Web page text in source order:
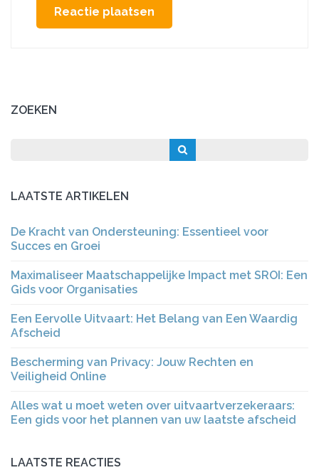
ZOEKEN
LAATSTE ARTIKELEN
De Kracht van Ondersteuning: Essentieel voor
Succes en Groei
Maximaliseer Maatschappelijke Impact met SROI: Een
Gids voor Organisaties
Een Eervolle Uitvaart: Het Belang van Een Waardig
Afscheid
Bescherming van Privacy: Jouw Rechten en
Veiligheid Online
Alles wat u moet weten over uitvaartverzekeraars:
Een gids voor het plannen van uw laatste afscheid
LAATSTE REACTIES